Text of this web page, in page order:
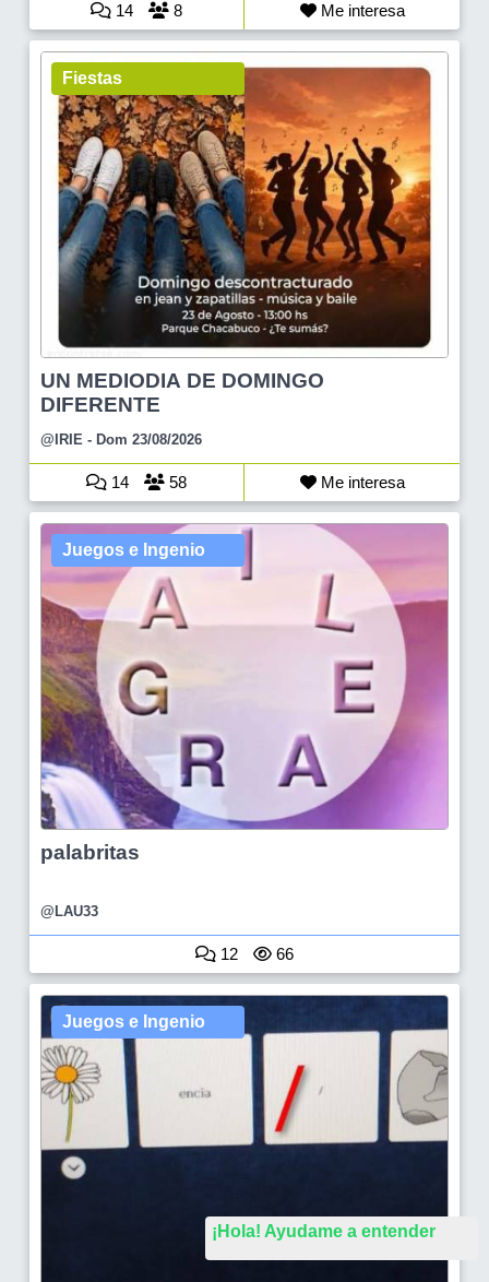
¡Hola! Ayudame a entender
14 8 Me interesa
Fiestas
UN MEDIODIA DE DOMINGO
DIFERENTE
@IRIE - Dom 23/08/2026
14 58 Me interesa
Juegos e Ingenio
palabritas
@LAU33
12 66
Juegos e Ingenio